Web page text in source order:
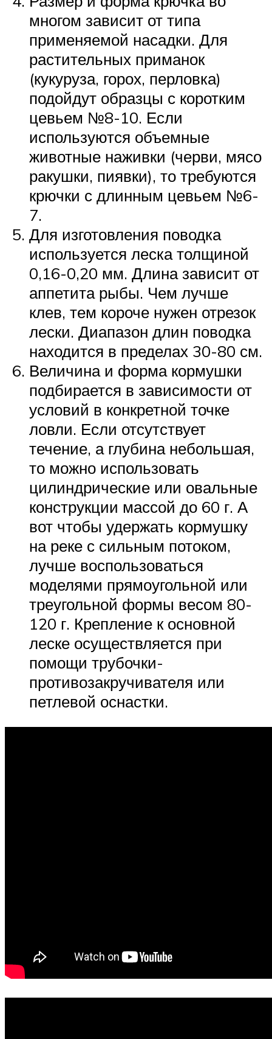
многом зависит от типа
применяемой насадки. Для
растительных приманок
(кукуруза, горох, перловка)
подойдут образцы с коротким
цевьем №8-10. Если
используются объемные
животные наживки (черви, мясо
ракушки, пиявки), то требуются
крючки с длинным цевьем №6-
7.
Для изготовления поводка
используется леска толщиной
0,16-0,20 мм. Длина зависит от
аппетита рыбы. Чем лучше
клев, тем короче нужен отрезок
лески. Диапазон длин поводка
находится в пределах 30-80 см.
Величина и форма кормушки
подбирается в зависимости от
условий в конкретной точке
ловли. Если отсутствует
течение, а глубина небольшая,
то можно использовать
цилиндрические или овальные
конструкции массой до 60 г. А
вот чтобы удержать кормушку
на реке с сильным потоком,
лучше воспользоваться
моделями прямоугольной или
треугольной формы весом 80-
120 г. Крепление к основной
леске осуществляется при
помощи трубочки-
противозакручивателя или
петлевой оснастки.